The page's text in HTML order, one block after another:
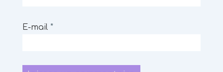
E-mail *